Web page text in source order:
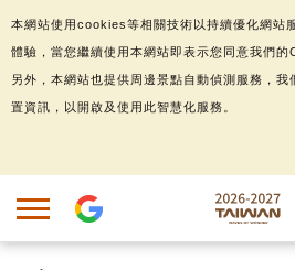
本網站使用cookies等相關技術以持續優化網站
體驗，當您繼續使用本網站即表示您同意我們的
另外，本網站也提供周邊景點自動偵測服務，我
置資訊，以開啟及使用此智慧化服務。